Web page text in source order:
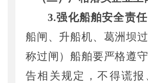
3.强化船舶安全责
船闸 、升船机、葛洲坝
称过闸 ）船舶要严格遵
告相关规定，不得谎报